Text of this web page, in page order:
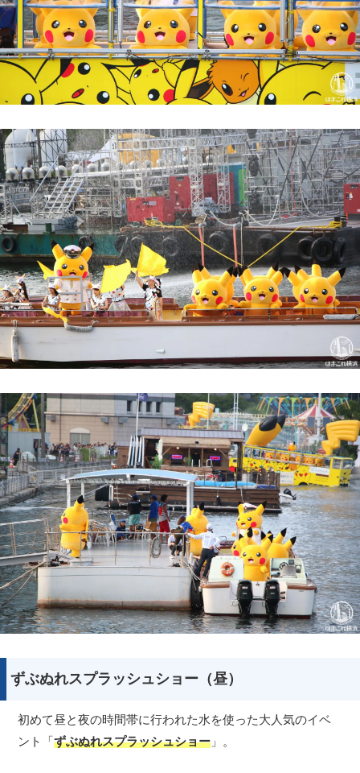
ずぶぬれスプラッシュショー（昼）
初めて昼と夜の時間帯に行われた水を使った大人気のイベ
ント「ずぶぬれスプラッシュショー 」。